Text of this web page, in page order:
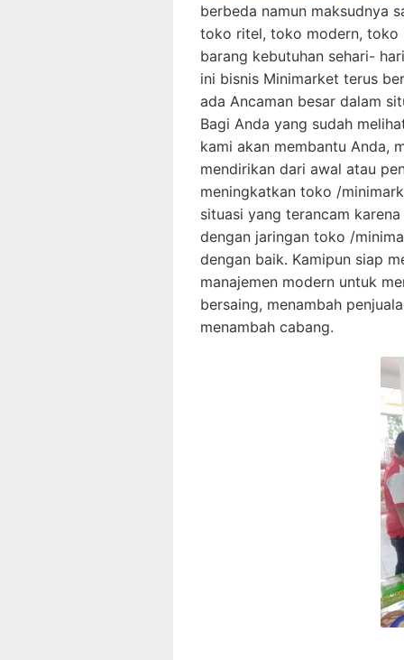
berbeda namun maksudnya
toko ritel, toko modern, toko
barang kebutuhan sehari-
ini bisnis Minimarket terus
ada Ancaman besar dalam
Bagi Anda yang sudah
kami akan membantu Anda,
mendirikan dari awal atau
meningkatkan toko /
situasi yang terancam
dengan jaringan toko /
dengan baik. Kamipun siap
manajemen modern untuk
bersaing, menambah
menambah cabang.